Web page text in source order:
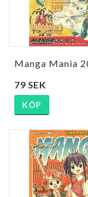
Manga Mania
79 SEK
KÖP